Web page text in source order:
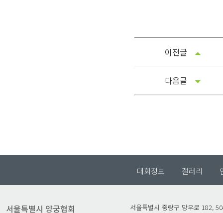
이전글
다음글
대회정보 갤러리
서울특별시 양궁협회
서울특별시 중랑구 망우로 182,